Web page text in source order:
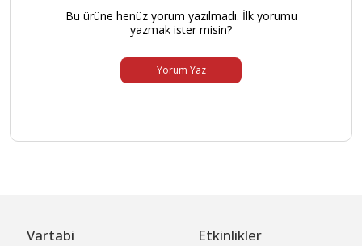
Bu ürüne henüz yorum yazılmadı. İlk yorumu
yazmak ister misin?
Yorum Yaz
Vartabi Etkinlikler